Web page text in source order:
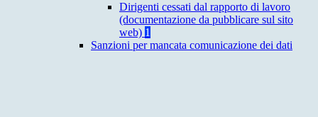
Dirigenti cessati dal rapporto di lavoro
(documentazione da pubblicare sul sito
web) 1
Sanzioni per mancata comunicazione dei dati